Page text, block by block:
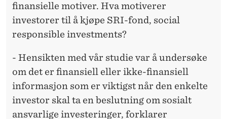
finansielle motiver. Hva motiverer
investorer til å kjøpe SRI-fond, social
responsible investments?
- Hensikten med vår studie var å undersøke
om det er finansiell eller ikke-finansiell
informasjon som er viktigst når den enkelte
investor skal ta en beslutning om sosialt
ansvarlige investeringer, forklarer